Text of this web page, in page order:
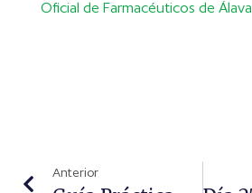
Oficial de Farmacéuticos de Álava
Anterior